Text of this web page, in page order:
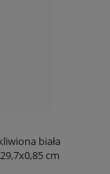
biała
cm